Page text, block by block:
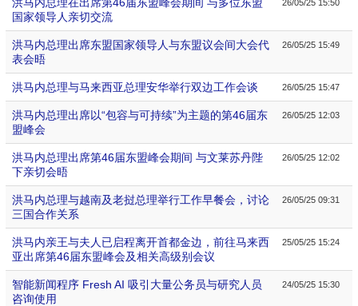
国家领导人亲切交流
26/05/25 15:50
洪马内总理出席东盟国家领导人与东盟议会间大会代
表会晤
26/05/25 15:49
洪马内总理与马来西亚总理安华举行双边工作会谈 26/05/25 15:47
洪马内总理出席以“包容与可持续”为主题的第46届东
盟峰会
26/05/25 12:03
洪马内总理出席第46届东盟峰会期间 与文莱苏丹陛
下亲切会晤
26/05/25 12:02
洪马内总理与越南及老挝总理举行工作早餐会，讨论
三国合作关系
26/05/25 09:31
洪马内亲王与夫人已启程离开首都金边，前往马来西
亚出席第46届东盟峰会及相关高级别会议
25/05/25 15:24
智能新闻程序 Fresh AI 吸引大量公务员与研究人员
咨询使用
24/05/25 15:30